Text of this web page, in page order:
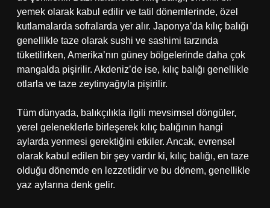
yemek olarak kabul edilir ve tatil dönemlerinde, özel
kutlamalarda sofralarda yer alır. Japonya’da kılıç balığı
genellikle taze olarak sushi ve sashimi tarzında
tüketilirken, Amerika’nın güney bölgelerinde daha çok
mangalda pişirilir. Akdeniz’de ise, kılıç balığı genellikle
otlarla ve taze zeytinyağıyla pişirilir.
Tüm dünyada, balıkçılıkla ilgili mevsimsel döngüler,
yerel geleneklerle birleşerek kılıç balığının hangi
aylarda yenmesi gerektiğini etkiler. Ancak, evrensel
olarak kabul edilen bir şey vardır ki, kılıç balığı, en taze
olduğu dönemde en lezzetlidir ve bu dönem, genellikle
yaz aylarına denk gelir.